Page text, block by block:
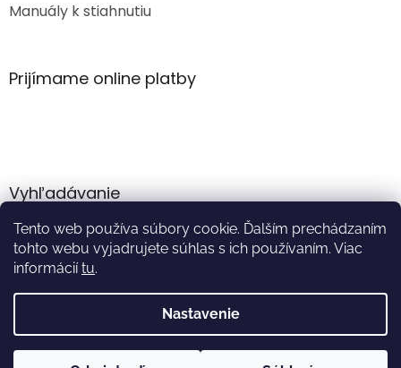
Tento web používa súbory cookie. Ďalším prechádzaním
tohto webu vyjadrujete súhlas s ich používaním. Viac
informáciítu.
Nastavenie
Manuály k stiahnutiu
Prijímame online platby
Vyhľadávanie
HĽADAŤ
Vytvoril Shoptet